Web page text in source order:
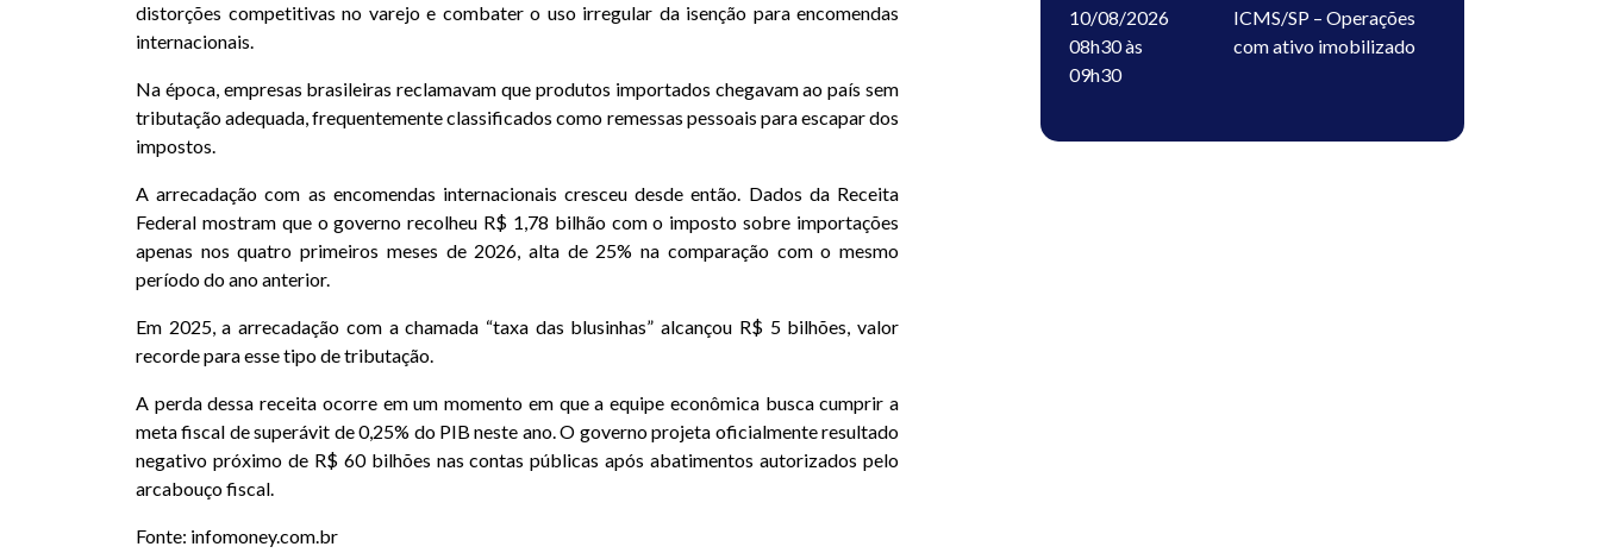
distorções competitivas no varejo e combater o uso irregular da isenção para encomendas
internacionais.
Na época, empresas brasileiras reclamavam que produtos importados chegavam ao país sem
tributação adequada, frequentemente classificados como remessas pessoais para escapar dos
impostos.
A arrecadação com as encomendas internacionais cresceu desde então. Dados da Receita
Federal mostram que o governo recolheu R$ 1,78 bilhão com o imposto sobre importações
apenas nos quatro primeiros meses de 2026, alta de 25% na comparação com o mesmo
período do ano anterior.
Em 2025, a arrecadação com a chamada “taxa das blusinhas” alcançou R$ 5 bilhões, valor
recorde para esse tipo de tributação.
A perda dessa receita ocorre em um momento em que a equipe econômica busca cumprir a
meta fiscal de superávit de 0,25% do PIB neste ano. O governo projeta oficialmente resultado
negativo próximo de R$ 60 bilhões nas contas públicas após abatimentos autorizados pelo
arcabouço fiscal.
Fonte: infomoney.com.br
10/08/2026
08h30 às
09h30
ICMS/SP – Operações
com ativo imobilizado